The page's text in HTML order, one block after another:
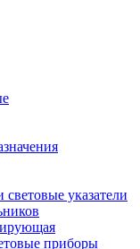
указатели
приборы